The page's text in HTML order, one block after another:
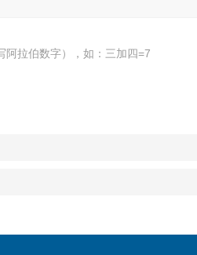
阿拉伯数字），如：三加四=7